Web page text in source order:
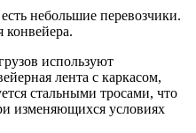
небольшие перевозчики.
конвейера.
используют
лента с каркасом,
стальными тросами, что
изменяющихся условиях